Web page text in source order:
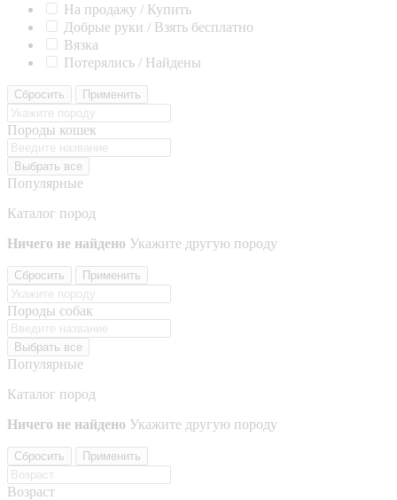
На продажу / Купить
Добрые руки / Взять бесплатно
Вязка
Потерялись / Найдены
Сбросить Применить
Породы кошек
Выбрать все
Популярные
Каталог пород
Ничего не найдено Укажите другую породу
Сбросить Применить
Породы собак
Выбрать все
Популярные
Каталог пород
Ничего не найдено Укажите другую породу
Сбросить Применить
Возраст